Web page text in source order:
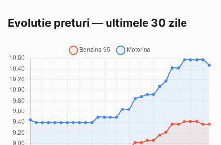
Evolutie preturi — ultimele 30 zile